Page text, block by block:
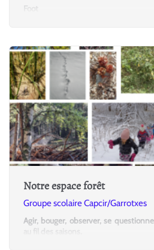
Foot
Notre espace forêt
Groupe scolaire Capcir/Garrotxes
Agir, bouger, observer, se
au fil des saisons.